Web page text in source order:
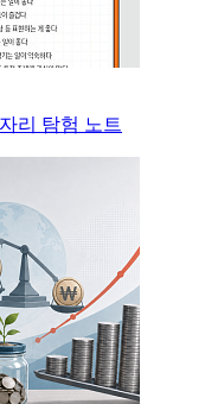
리 탐험 노트